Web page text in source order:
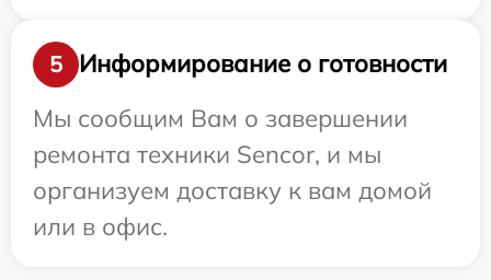
5
Информирование о готовности
Мы сообщим Вам о завершении
ремонта техники Sencor, и мы
организуем доставку к вам домой
или в офис.